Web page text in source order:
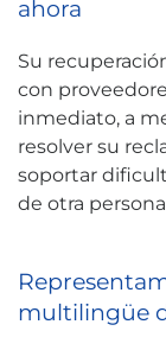
ahora
Su
con
inmediato, a
resolver su
soportar
de otra
multilingüe